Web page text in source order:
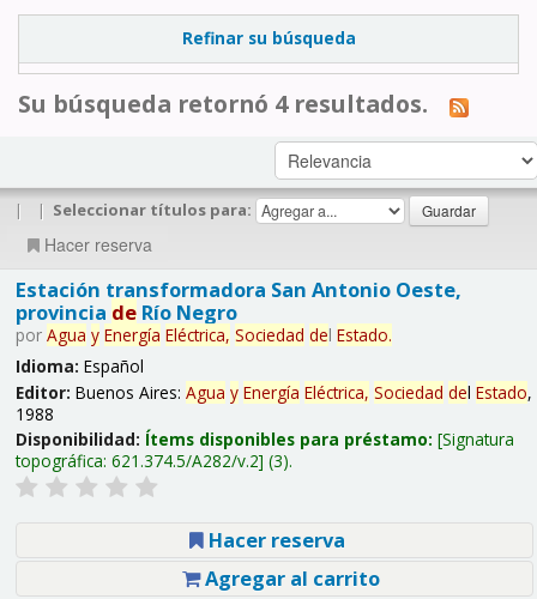
Refinar su búsqueda
Su búsqueda retornó 4 resultados.
| | Seleccionar títulos para:
Hacer reserva
Estación transformadora San Antonio Oeste,
provincia deRío Negro
por Agua y Energía Eléctrica, Sociedad del Estado.
Idioma: Español
Editor: Buenos Aires: Agua y Energía Eléctrica, Sociedad del Estado,
1988
Disponibilidad: Ítems disponibles para préstamo: Signatura
topográfica: 621.374.5/A282/v.2 (3).
Hacer reserva
Agregar al carrito